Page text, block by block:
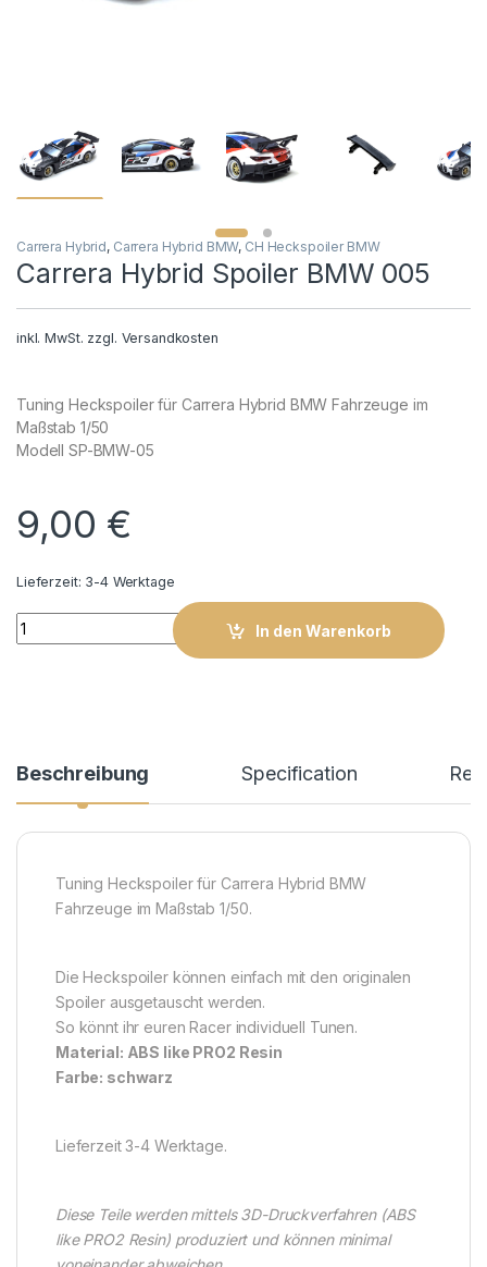
Carrera Hybrid, Carrera Hybrid BMW, CH Heckspoiler BMW
Carrera Hybrid Spoiler BMW 005
inkl. MwSt. zzgl. Versandkosten
Tuning Heckspoiler für Carrera Hybrid BMW Fahrzeuge im
Maßstab 1/50
Modell SP-BMW-05
9,00 €
Lieferzeit: 3-4 Werktage
Carrera Hybrid Spoiler BMW 005 quantity
In den Warenkorb
Beschreibung Specification
Tuning Heckspoiler für Carrera Hybrid BMW
Fahrzeuge im Maßstab 1/50.
Die Heckspoiler können einfach mit den originalen
Spoiler ausgetauscht werden.
So könnt ihr euren Racer individuell Tunen.
Material: ABS like PRO2 Resin
Farbe: schwarz
Lieferzeit 3-4 Werktage.
Diese Teile werden mittels 3D-Druckverfahren (ABS
like PRO2 Resin) produziert und können minimal